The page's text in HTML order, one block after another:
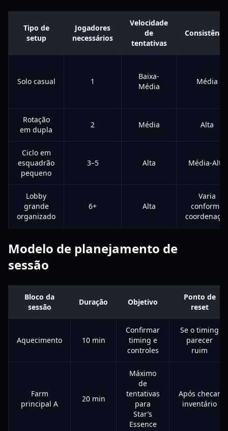
Tipo de
setup
Jogadores
necessários
Velocidade
de
tentativas
Solo casual 1
Baixa-
Média
Média
Rotação
em dupla
2 Média Alta
Ciclo em
esquadrão
pequeno
3–5 Alta Média-Alta
Lobby
grande
organizado
6+ Alta
Varia
conforme
Modelo de planejamento de
sessão
Bloco da
sessão
Duração Objetivo
Ponto de
reset
Aquecimento 10 min
Confirmar
timing e
controles
Se o timing
parecer
ruim
Farm
principal A
20 min
Máximo
de
tentativas
para
Star’s
Essence
Após checar
inventário